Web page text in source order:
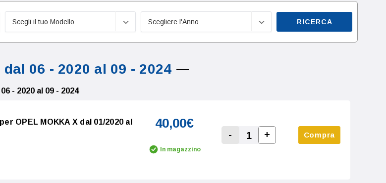
RICERCA
dal 06 - 2020 al 09 - 2024
- 2020 al 09 - 2024
OPEL MOKKA X dal 01/2020 al
40,00€
In magazzino Decrease Quantity:
-
Increase Quantity:
+ Compra